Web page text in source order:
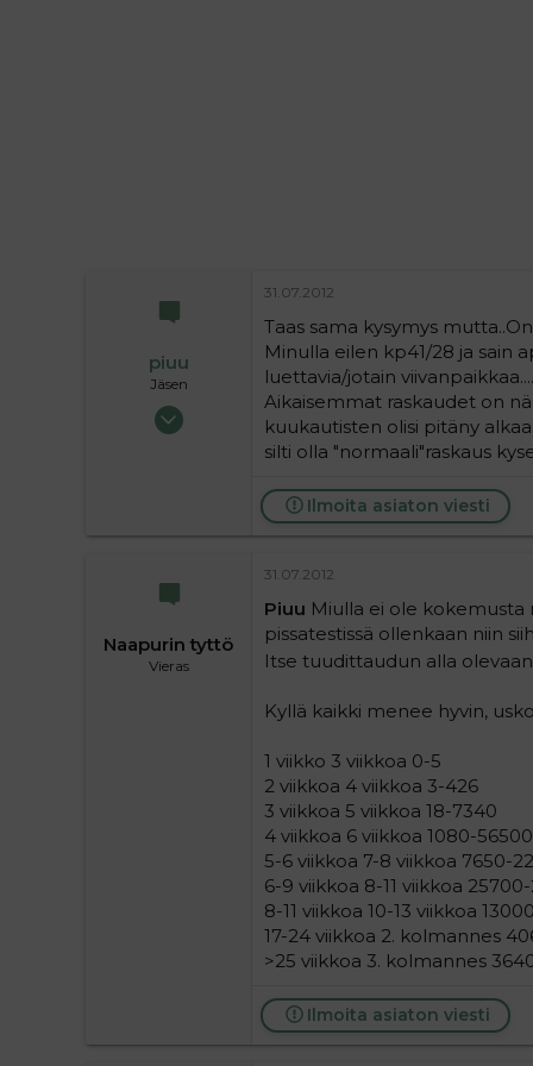
piuu
Jäsen
21.12.2011
31.07.2012
Taas sama kysymys
Minulla eilen kp41/28 ja sain
luettavia/jotain
Aikaisemmat raskaudet on
kuukautisten olisi pitäny
silti olla "normaali"raskaus
Ilmoita asiaton viesti
Naapurin tyttö
Vieras
31.07.2012
Piuu Miulla ei ole kokemusta
pissatestissä ollenkaan niin
Itse tuudittaudun alla
Kyllä kaikki menee hyvin,
1 viikko 3 viikkoa 0-5
2 viikkoa 4 viikkoa 3-426
3 viikkoa 5 viikkoa 18-7340
4 viikkoa 6 viikkoa 1080-56500
5-6 viikkoa 7-8 viikkoa 7650-
6-9 viikkoa 8-11 viikkoa
8-11 viikkoa 10-13 viikkoa
17-24 viikkoa 2. kolmannes
>25 viikkoa 3. kolmannes
Ilmoita asiaton viesti